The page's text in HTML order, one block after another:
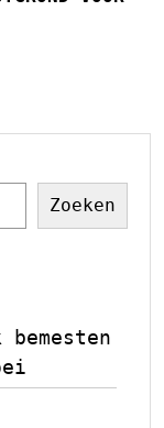
Zoeken
bemesten